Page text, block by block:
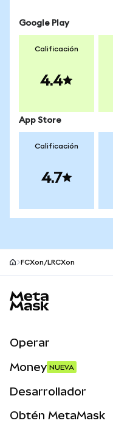
Google Play
Calificación
4.4
App Store
Calificación
4.7
FCXon/LRCXon
Operar
Activos del mundo real
Money NUEVA
Desarrollador
Obtén MetaMask